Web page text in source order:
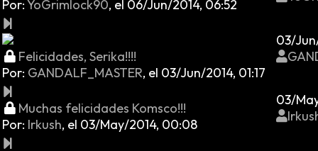
Por:YoGrimlock90, el 06/Jun/2014, 06:52
Felicidades, Serika!!!!
Por: GANDALF_MASTER, el 03/Jun/2014, 01:17
03/
Muchas felicidades Komsco!!!
Por: Irkush, el 03/May/2014, 00:08
03/